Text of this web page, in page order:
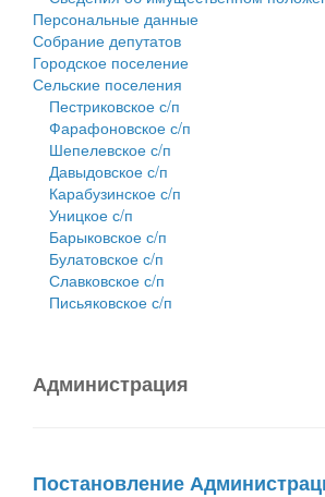
Персональные данные
Собрание депутатов
Городское поселение
Сельские поселения
Пестриковское с/п
Фарафоновское с/п
Шепелевское с/п
Давыдовское с/п
Карабузинское с/п
Уницкое с/п
Барыковское с/п
Булатовское с/п
Славковское с/п
Письяковское с/п
Администрация
Постановление